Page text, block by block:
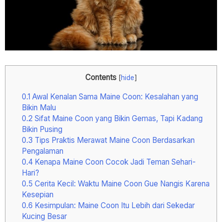
Contents [hide]
0.1 Awal Kenalan Sama Maine Coon: Kesalahan yang
Bikin Malu
0.2 Sifat Maine Coon yang Bikin Gemas, Tapi Kadang
Bikin Pusing
0.3 Tips Praktis Merawat Maine Coon Berdasarkan
Pengalaman
0.4Kenapa Maine Coon Cocok Jadi Teman Sehari-
Hari?
0.5 Cerita Kecil: Waktu Maine Coon Gue Nangis Karena
Kesepian
0.6 Kesimpulan: Maine Coon Itu Lebih dari Sekedar
Kucing Besar